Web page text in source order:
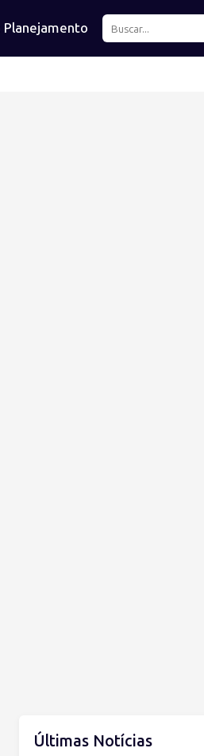
Planejamento
Últimas Notícias